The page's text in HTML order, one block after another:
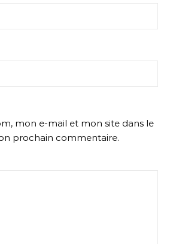
mon e-mail et mon site dans le
prochain commentaire.